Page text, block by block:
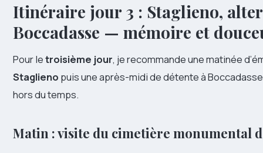
Itinéraire jour 3 : Staglieno,
Boccadasse — mémoire et
Pour letroisième jour, je recommande une matinée
Staglieno puis une après-midi de détente à
hors du temps.
Matin : visite du cimetière monumental